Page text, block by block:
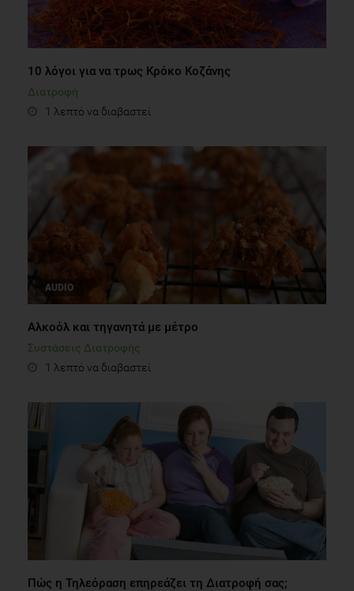
10 λόγοι για να τρως Κρόκο Κοζάνης
Διατροφή
1 λεπτό να διαβαστεί
AUDIO
Αλκοόλ και τηγανητά με μέτρο
Συστάσεις Διατροφής
1 λεπτό να διαβαστεί
Πώς η Τηλεόραση επηρεάζει τη Διατροφή σας;